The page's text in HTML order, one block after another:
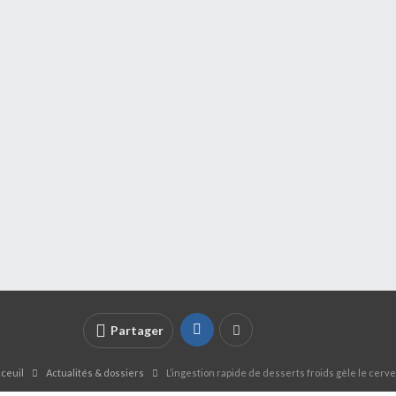
Partager
Actualités & dossiers L’ingestion rapide de desserts froids gèle le